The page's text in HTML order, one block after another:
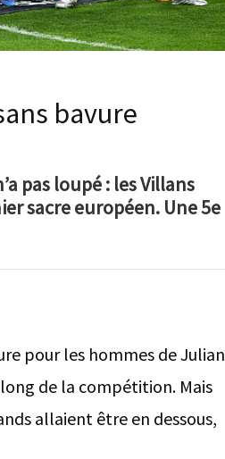
bavure
pas loupé : les Villans
sacre européen. Une 5e
pour les hommes de Julian
de la compétition. Mais
allaient être en dessous,